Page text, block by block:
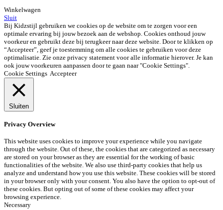
Winkelwagen
Sluit
Bij Kidzstijl gebruiken we cookies op de website om te zorgen voor een
optimale ervaring bij jouw bezoek aan de webshop. Cookies onthoud jouw
voorkeur en gebruikt deze bij terugkeer naar deze website. Door te klikken op
“Accepteer”, geef je toestemming om alle cookies te gebruiken voor deze
optimalisatie. Zie onze privacy statement voor alle informatie hierover. Je kan
ook jouw voorkeuren aanpassen door te gaan naar "Cookie Settings".
Cookie Settings Accepteer
Sluiten
Privacy Overview
This website uses cookies to improve your experience while you navigate
through the website. Out of these, the cookies that are categorized as necessary
are stored on your browser as they are essential for the working of basic
functionalities of the website. We also use third-party cookies that help us
analyze and understand how you use this website. These cookies will be stored
in your browser only with your consent. You also have the option to opt-out of
these cookies. But opting out of some of these cookies may affect your
browsing experience.
Necessary